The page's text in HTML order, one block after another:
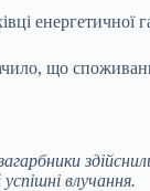
що
влучання.